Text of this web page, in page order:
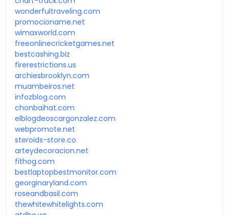
wonderfultraveling.com
promocioname.net
wimaxworld.com
freeonlinecricketgames.net
bestcashing.biz
firerestrictions.us
archiesbrooklyn.com
muambeiros.net
infozblog.com
chonbaihat.com
elblogdeoscargonzalez.com
webpromote.net
steroids-store.co
arteydecoracion.net
fithog.com
bestlaptopbestmonitor.com
georginaryland.com
roseandbasil.com
thewhitewhitelights.com